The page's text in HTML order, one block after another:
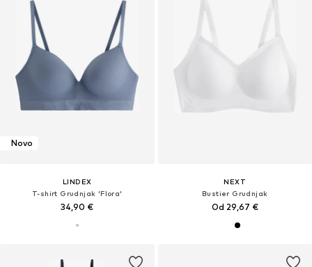
Novo
LINDEX
T-shirt Grudnjak 'Flora'
34,90 €
NEXT
Bustier Grudnjak
Od 29,67 €